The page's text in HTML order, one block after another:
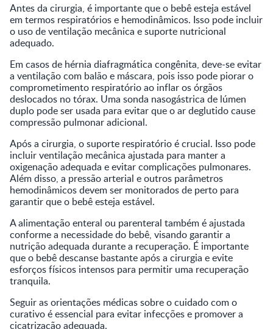
Antes da cirurgia, é importante que o bebê esteja estável
em termos respiratórios e hemodinâmicos. Isso pode incluir
o uso de ventilação mecânica e suporte nutricional
adequado.
Em casos de hérnia diafragmática congênita, deve-se evitar
a ventilação com balão e máscara, pois isso pode piorar o
comprometimento respiratório ao inflar os órgãos
deslocados no tórax. Uma sonda nasogástrica de lúmen
duplo pode ser usada para evitar que o ar deglutido cause
compressão pulmonar adicional.
Após a cirurgia, o suporte respiratório é crucial. Isso pode
incluir ventilação mecânica ajustada para manter a
oxigenação adequada e evitar complicações pulmonares.
Além disso, a pressão arterial e outros parâmetros
hemodinâmicos devem ser monitorados de perto para
garantir que o bebê esteja estável.
A alimentação enteral ou parenteral também é ajustada
conforme a necessidade do bebê, visando garantir a
nutrição adequada durante a recuperação. É importante
que o bebê descanse bastante após a cirurgia e evite
esforços físicos intensos para permitir uma recuperação
tranquila.
Seguir as orientações médicas sobre o cuidado com o
curativo é essencial para evitar infecções e promover a
cicatrização adequada.